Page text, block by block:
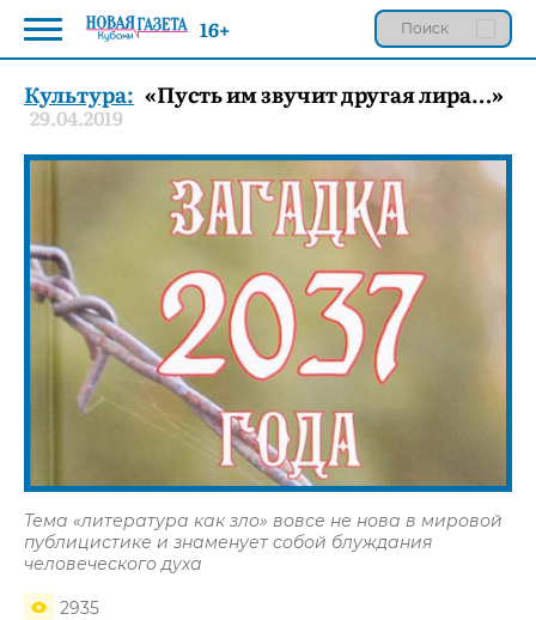
Культура: «Пусть им звучит другая лира…»
29.04.2019
Тема «литература как зло» вовсе не нова в мировой
публицистике и знаменует собой блуждания
человеческого духа
2935
16+